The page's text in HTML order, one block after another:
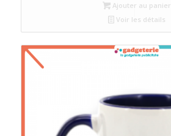
Ajouter au panier
Voir les détails